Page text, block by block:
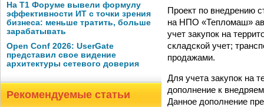
На Т1 Форуме вывели формулу
эффективности ИТ с точки зрения
бизнеса: меньше тратить, больше
зарабатывать
Open Conf 2026: UserGate
представил свое видение
архитектуры сетевого доверия
Рекомендуемые статьи
Проект по внедрению
на НПО «Тепломаш»
учет закупок на
складской учет;
продажами.
Для учета закупок на
дополнение к
Данное дополнение